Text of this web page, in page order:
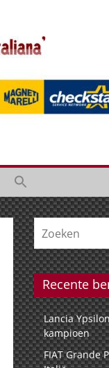
Recente
Lancia
kampioen
FIAT Grande